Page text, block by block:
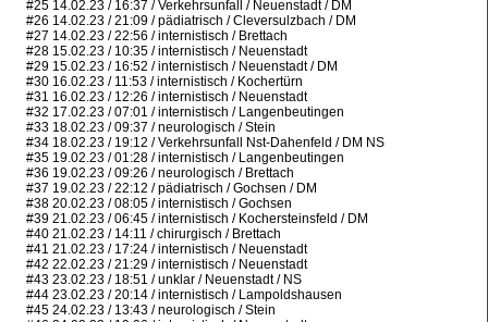
#25 14.02.23 / 16:37 / Verkehrsunfall / Neuenstadt / DM
#26 14.02.23 / 21:09 / pädiatrisch / Cleversulzbach / DM
#27 14.02.23 / 22:56 / internistisch / Brettach
#28 15.02.23 / 10:35 / internistisch / Neuenstadt
#29 15.02.23 / 16:52 / internistisch / Neuenstadt / DM
#30 16.02.23 / 11:53 / internistisch / Kochertürn
#31 16.02.23 / 12:26 / internistisch / Neuenstadt
#32 17.02.23 / 07:01 / internistisch / Langenbeutingen
#33 18.02.23 / 09:37 / neurologisch / Stein
#34 18.02.23 / 19:12 / Verkehrsunfall Nst-Dahenfeld / DM NS
#35 19.02.23 / 01:28 / internistisch / Langenbeutingen
#36 19.02.23 / 09:26 / neurologisch / Brettach
#37 19.02.23 / 22:12 / pädiatrisch / Gochsen / DM
#38 20.02.23 / 08:05 / internistisch / Gochsen
#39 21.02.23 / 06:45 / internistisch / Kochersteinsfeld / DM
#40 21.02.23 / 14:11 / chirurgisch / Brettach
#41 21.02.23 / 17:24 / internistisch / Neuenstadt
#42 22.02.23 / 21:29 / internistisch / Neuenstadt
#43 23.02.23 / 18:51 / unklar / Neuenstadt / NS
#44 23.02.23 / 20:14 / internistisch / Lampoldshausen
#45 24.02.23 / 13:43 / neurologisch / Stein